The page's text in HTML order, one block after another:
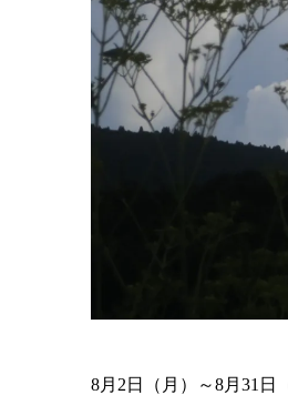
8月2日（月）～8月31日